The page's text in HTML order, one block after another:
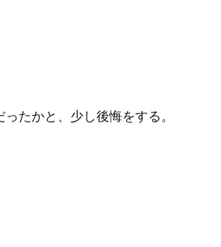
たかと、少し後悔をする。